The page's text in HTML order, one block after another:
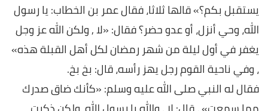
يستقبل بكم؟» قالها ثلاثا، فقال عمر بن الخطاب: يا رسول
الله، وحي أنزل، أو عدو حضر؟ فقال: «لا , ولكن الله عز وجل
يغفر في أول ليلة من شهر رمضان لكل أهل القبلة هذه»
، وفي ناحية القوم رجل يهز رأسه، قال: بخ بخ.
فقال له النبي صلى الله عليه وسلم: «كأنك ضاق صدرك